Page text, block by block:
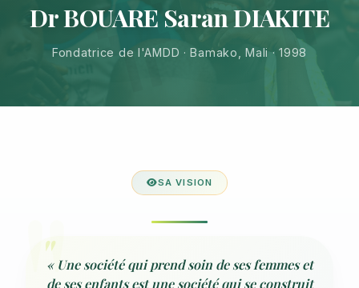
Dr BOUARE Saran DIAKITE
Fondatrice de l'AMDD · Bamako, Mali · 1998
SA VISION
« Une société qui prend soin de ses femmes et
de ses enfants est une société qui se construit